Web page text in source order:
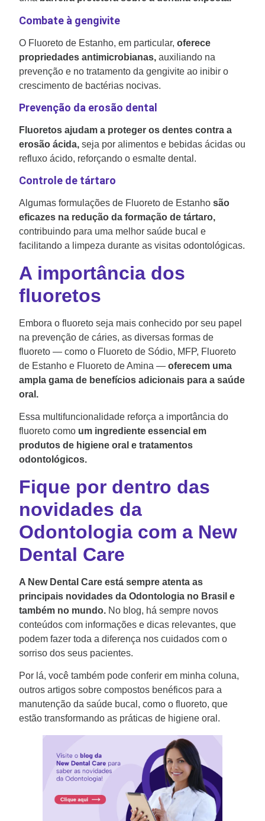
Combate à gengivite
O Fluoreto de Estanho, em particular, oferece
propriedades antimicrobianas, auxiliando na
prevenção e no tratamento da gengivite ao inibir o
crescimento de bactérias nocivas.
Prevenção da erosão dental
Fluoretos ajudam a proteger os dentes contra a
erosão ácida, seja por alimentos e bebidas ácidas ou
refluxo ácido, reforçando o esmalte dental.
Controle de tártaro
Algumas formulações de Fluoreto de Estanho são
eficazes na redução da formação de tártaro,
contribuindo para uma melhor saúde bucal e
facilitando a limpeza durante as visitas odontológicas.
A importância dos
fluoretos
Embora o fluoreto seja mais conhecido por seu papel
na prevenção de cáries, as diversas formas de
fluoreto — como o Fluoreto de Sódio, MFP, Fluoreto
de Estanho e Fluoreto de Amina — oferecem uma
ampla gama de benefícios adicionais para a saúde
oral.
Essa multifuncionalidade reforça a importância do
fluoreto como um ingrediente essencial em
produtos de higiene oral e tratamentos
odontológicos.
Fique por dentro das
novidades da
Odontologia com a New
Dental Care
A New Dental Care está sempre atenta as
principais novidades da Odontologia no Brasil e
também no mundo. No blog, há sempre novos
conteúdos com informações e dicas relevantes, que
podem fazer toda a diferença nos cuidados com o
sorriso dos seus pacientes.
Por lá, você também pode conferir em minha coluna,
outros artigos sobre compostos benéficos para a
manutenção da saúde bucal, como o fluoreto, que
estão transformando as práticas de higiene oral.